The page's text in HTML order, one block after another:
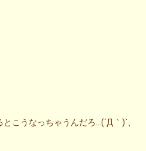
こうなっちゃうんだろ…(´Д｀)`、